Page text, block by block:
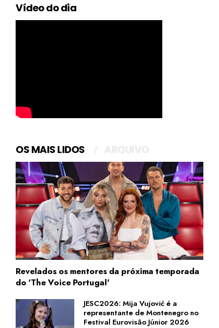
Vídeo do dia
OS MAIS LIDOS
Revelados os mentores da próxima temporada
do 'The Voice Portugal'
JESC2026: Mija Vujović é a
representante de Montenegro no
Festival Eurovisão Júnior 2026